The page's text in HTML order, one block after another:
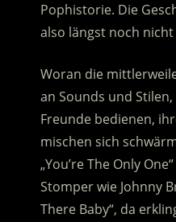
Pophistorie. Die
also längst noch
Woran die
an Sounds und
Freunde bedienen,
mischen sich
„You’re The Only
Stomper wie Johnny
There Baby“, da